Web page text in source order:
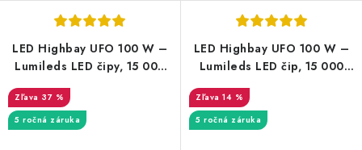
LED Highbay UFO 100 W –
Lumileds LED čipy, 15 000
lm, IP65, 1–10V | 2+2
zdarma
37 %
5 ročná záruka
LED Highbay UFO 100 W –
Lumileds LED čip, 15 000
lm, IP65, 1–10V UCU3
14 %
5 ročná záruka